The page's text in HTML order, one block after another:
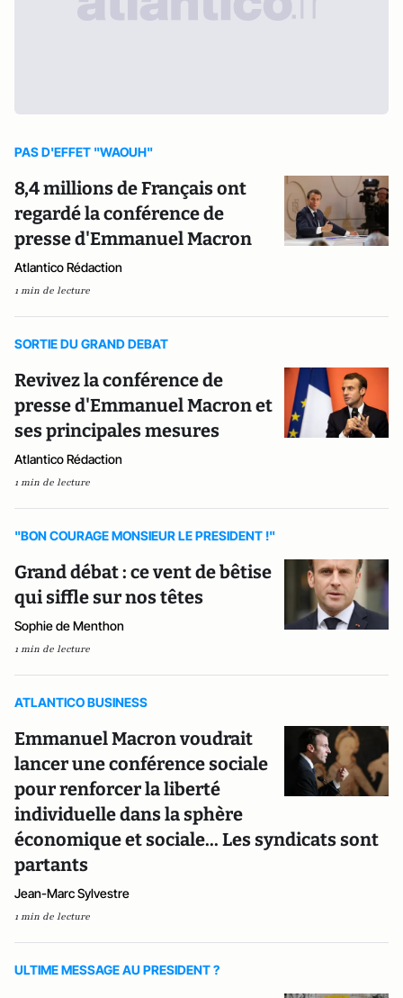
PAS D'EFFET "WAOUH"
8,4 millions de Français ont
regardé la conférence de
presse d'Emmanuel Macron
Atlantico Rédaction
1 min de lecture
SORTIE DU GRAND DEBAT
Revivez la conférence de
presse d'Emmanuel Macron et
ses principales mesures
Atlantico Rédaction
1 min de lecture
"BON COURAGE MONSIEUR LE PRESIDENT !"
Grand débat : ce vent de bêtise
qui siffle sur nos têtes
Sophie de Menthon
1 min de lecture
ATLANTICO BUSINESS
Emmanuel Macron voudrait
lancer une conférence sociale
pour renforcer la liberté
individuelle dans la sphère
économique et sociale... Les syndicats sont
partants
Jean-Marc Sylvestre
1 min de lecture
ULTIME MESSAGE AU PRESIDENT ?